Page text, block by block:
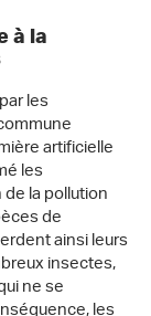
à la
les
artificielle
les
la pollution
de
ainsi leurs
insectes,
ne se